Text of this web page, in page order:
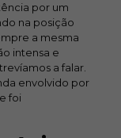
por um
na posição
a mesma
intensa e
a falar.
envolvido por
foi